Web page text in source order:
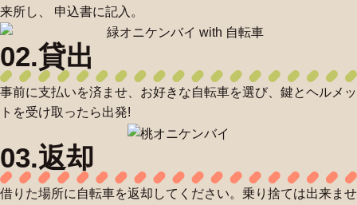
来所し、 申込書に記入。
02.貸出
事前に支払いを済ませ、お好きな自転車を選び、鍵とヘルメッ
トを受け取ったら出発!
03.返却
借りた場所に自転車を返却してください。乗り捨ては出来ませ